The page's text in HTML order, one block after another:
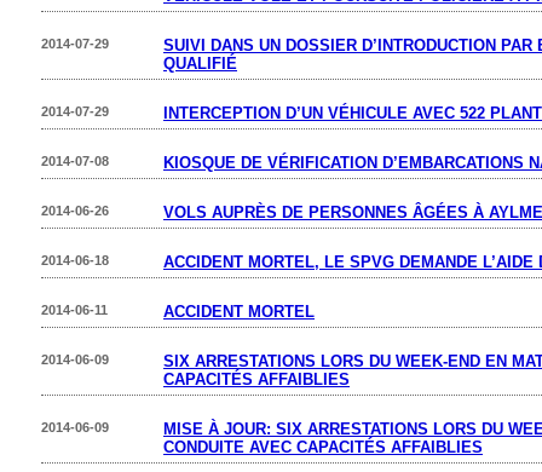
SUIVI DANS UN DOSSIER D’INTRODUCTION
QUALIFIÉ
2014-07-29
INTERCEPTION D’UN VÉHICULE AVEC 522
2014-07-29
KIOSQUE DE VÉRIFICATION D’EMBARCATIONS
2014-07-08
VOLS AUPRÈS DE PERSONNES ÂGÉES À
2014-06-26
ACCIDENT MORTEL, LE SPVG DEMANDE L’AIDE
2014-06-18
ACCIDENT MORTEL
2014-06-11
SIX ARRESTATIONS LORS DU WEEK-END EN
CAPACITÉS AFFAIBLIES
2014-06-09
MISE À JOUR: SIX ARRESTATIONS LORS DU
CONDUITE AVEC CAPACITÉS AFFAIBLIES
2014-06-09